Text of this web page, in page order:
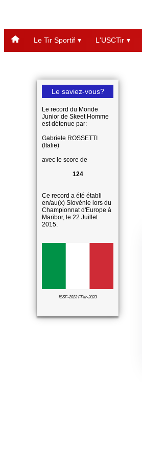
Le Tir Sportif L'USCTir
Le saviez-vous?
Le record du Monde
Junior de Skeet Homme
est détenue par:
Gabriele ROSSETTI
(Italie)
avec le score de
124
Ce record a été établi
en/au(x) Slovénie lors du
Championnat d'Europe à
Maribor, le 22 Juillet
2015.
ISSF-2023 FFtir-2023